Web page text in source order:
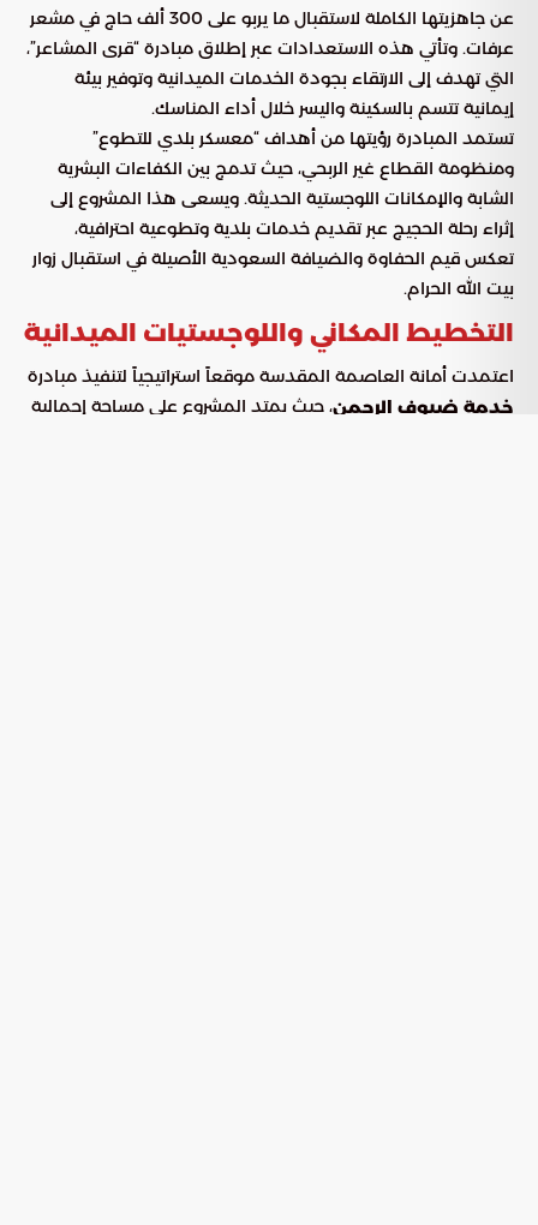
عن جاهزيتها الكاملة لاستقبال ما يربو على 300 ألف حاج في مشعر
عرفات. وتأتي هذه الاستعدادات عبر إطلاق مبادرة “قرى المشاعر”،
التي تهدف إلى الارتقاء بجودة الخدمات الميدانية وتوفير بيئة
إيمانية تتسم بالسكينة واليسر خلال أداء المناسك.
تستمد المبادرة رؤيتها من أهداف “معسكر بلدي للتطوع”
ومنظومة القطاع غير الربحي، حيث تدمج بين الكفاءات البشرية
الشابة والإمكانات اللوجستية الحديثة. ويسعى هذا المشروع إلى
إثراء رحلة الحجيج عبر تقديم خدمات بلدية وتطوعية احترافية،
تعكس قيم الحفاوة والضيافة السعودية الأصيلة في استقبال زوار
بيت الله الحرام.
التخطيط المكاني واللوجستيات الميدانية
اعتمدت أمانة العاصمة المقدسة موقعاً استراتيجياً لتنفيذ مبادرة
خدمة ضيوف الرحمن، حيث يمتد المشروع على مساحة إجمالية